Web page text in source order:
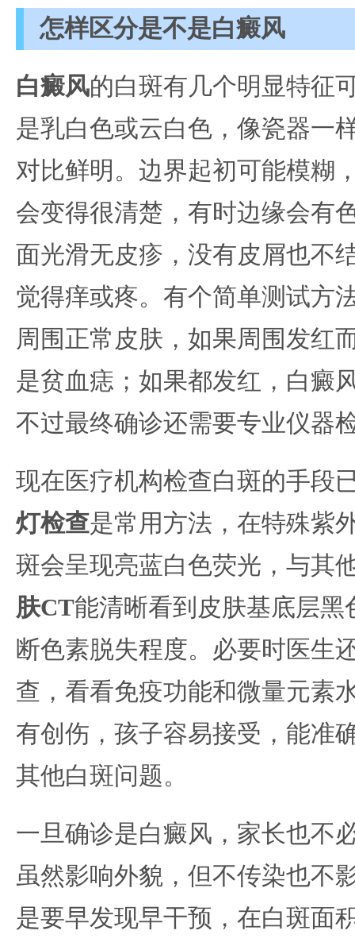
怎样区分是不是白癜风
白癜风的白斑有几个明显特征
是乳白色或云白色，像瓷器一
对比鲜明。边界起初可能模糊
会变得很清楚，有时边缘会有
面光滑无皮疹，没有皮屑也不
觉得痒或疼。有个简单测试方
周围正常皮肤，如果周围发红
是贫血痣；如果都发红，白癜
不过最终确诊还需要专业仪器
现在医疗机构检查白斑的手段
灯检查是常用方法，在特殊紫
斑会呈现亮蓝白色荧光，与其
肤CT能清晰看到皮肤基底层黑
断色素脱失程度。必要时医生
查，看看免疫功能和微量元素
有创伤，孩子容易接受，能准
其他白斑问题。
一旦确诊是白癜风，家长也不
虽然影响外貌，但不传染也不
是要早发现早干预，在白斑面